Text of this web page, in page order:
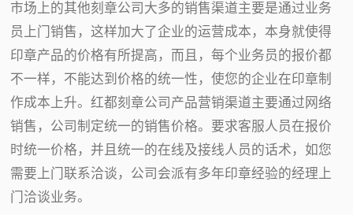
市场上的其他刻章公司大多的销售渠道主要是通过业务
员上门销售，这样加大了企业的运营成本，本身就使得
印章产品的价格有所提高，而且，每个业务员的报价都
不一样，不能达到价格的统一性，使您的企业在印章制
作成本上升。红都刻章公司产品营销渠道主要通过网络
销售，公司制定统一的销售价格。要求客服人员在报价
时统一价格，并且统一的在线及接线人员的话术，如您
需要上门联系洽谈，公司会派有多年印章经验的经理上
门洽谈业务。